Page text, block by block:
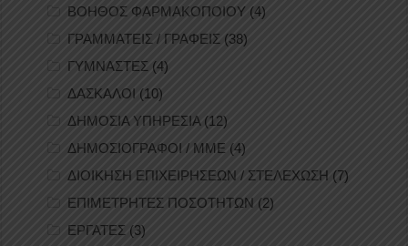
ΒΟΗΘΟΣ ΦΑΡΜΑΚΟΠΟΙΟΥ (4)
ΓΡΑΜΜΑΤΕΙΣ / ΓΡΑΦΕΙΣ (38)
ΓΥΜΝΑΣΤΕΣ (4)
ΔΑΣΚΑΛΟΙ (10)
ΔΗΜΟΣΙΑ ΥΠΗΡΕΣΙΑ(12)
ΔΗΜΟΣΙΟΓΡΑΦΟΙ / ΜΜΕ (4)
ΔΙΟΙΚΗΣΗ ΕΠΙΧΕΙΡΗΣΕΩΝ / ΣΤΕΛΕΧΩΣΗ (7)
ΕΠΙΜΕΤΡΗΤΕΣ ΠΟΣΟΤΗΤΩΝ (2)
ΕΡΓΑΤΕΣ (3)